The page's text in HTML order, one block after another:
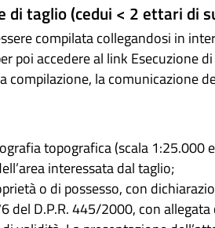
di taglio (cedui < 2 ettari di
compilata collegandosi in
poi accedere al link Esecuzione
compilazione, la comunicazione
topografica (scala 1:25.000
interessata dal taglio;
o di possesso, con
del D.P.R. 445/2000, con